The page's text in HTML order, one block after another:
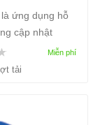
ứng dụng hỗ
cập nhật
Ethernet bằng
các driver có
tải